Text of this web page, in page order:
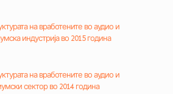
на вработените во аудио и
индустрија во 2015 година
на вработените во аудио и
сектор во 2014 година